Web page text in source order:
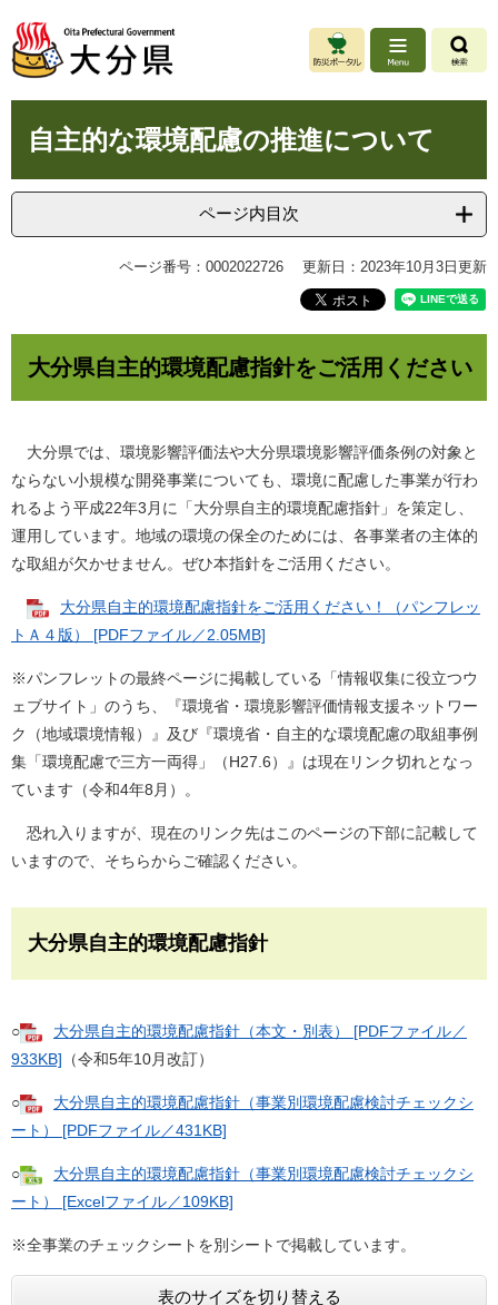
ジ
先
。
ュ
を
て
自主的な環境配慮の推進について
ページ内目次
ページ番号：0002022726 更新日：2023年10月3日更新
大分県自主的環境配慮指針をご活用ください
大分県では、環境影響評価法や大分県環境影響評価条例の対象と
ならない小規模な開発事業についても、環境に配慮した事業が行わ
れるよう平成22年3月に「大分県自主的環境配慮指針」を策定し、
運用しています。地域の環境の保全のためには、各事業者の主体的
な取組が欠かせません。ぜひ本指針をご活用ください。
大分県自主的環境配慮指針をご活用ください！（パンフレッ
トＡ４版） [PDFファイル／2.05MB]
※パンフレットの最終ページに掲載している「情報収集に役立つウ
ェブサイト」のうち、『環境省・環境影響評価情報支援ネットワー
ク（地域環境情報）』及び『環境省・自主的な環境配慮の取組事例
集「環境配慮で三方一両得」（H27.6）』は現在リンク切れとなっ
ています（令和4年8月）。
恐れ入りますが、現在のリンク先はこのページの下部に記載して
いますので、そちらからご確認ください。
大分県自主的環境配慮指針
○
大分県自主的環境配慮指針（本文・別表） [PDFファイル／
933KB] （令和5年10月改訂）
○
大分県自主的環境配慮指針（事業別環境配慮検討チェックシ
ート） [PDFファイル／431KB]
○
大分県自主的環境配慮指針（事業別環境配慮検討チェックシ
ート） [Excelファイル／109KB]
※全事業のチェックシートを別シートで掲載しています。
表のサイズを切り替える